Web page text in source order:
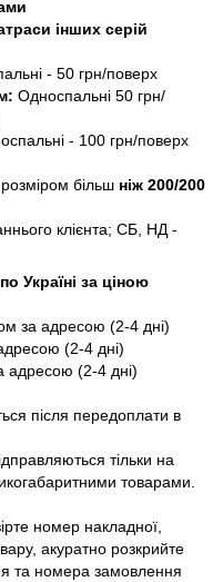
інших серій
- 50 грн/поверх
Односпальні 50 грн/
- 100 грн/поверх
більш ніж 200/200
клієнта; СБ, НД -
Україні за ціною
за адресою (2-4 дні)
(2-4 дні)
адресою (2-4 дні)
після передоплати в
тільки на
товарами.
номер накладної,
акуратно розкрийте
та номера замовлення